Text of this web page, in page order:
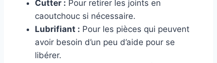
Cutter : Pour retirer les joints en
caoutchouc si nécessaire.
Lubrifiant : Pour les pièces qui peuvent
avoir besoin d’un peu d’aide pour se
libérer.